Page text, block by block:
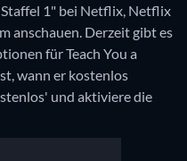
Staffel 1" bei Netflix, Netflix
anschauen. Derzeit gibt es
für Teach You a
wann er kostenlos
und aktiviere die